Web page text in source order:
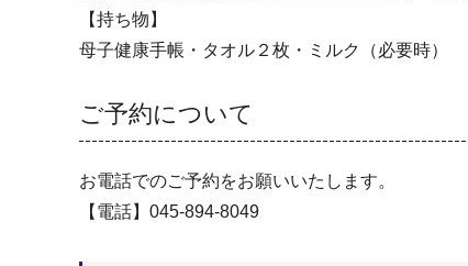
【持ち物】
母子健康手帳・タオル２枚・ミルク（必要時）
ご予約について
お電話でのご予約をお願いいたします。
【電話】045-894-8049